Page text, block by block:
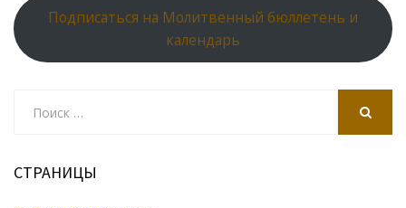
Подписаться на Молитвенный бюллетень и
календарь
СТРАНИЦЫ